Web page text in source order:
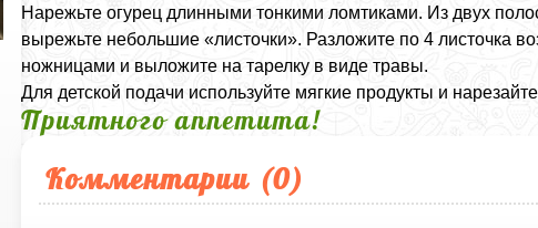
Нарежьте огурец длинными тонкими ломтиками. Из двух
вырежьте небольшие «листочки». Разложите по 4 листочка
ножницами и выложите на тарелку в виде травы.
Для детской подачи используйте мягкие продукты и
Приятного аппетита!
Комментарии (0)